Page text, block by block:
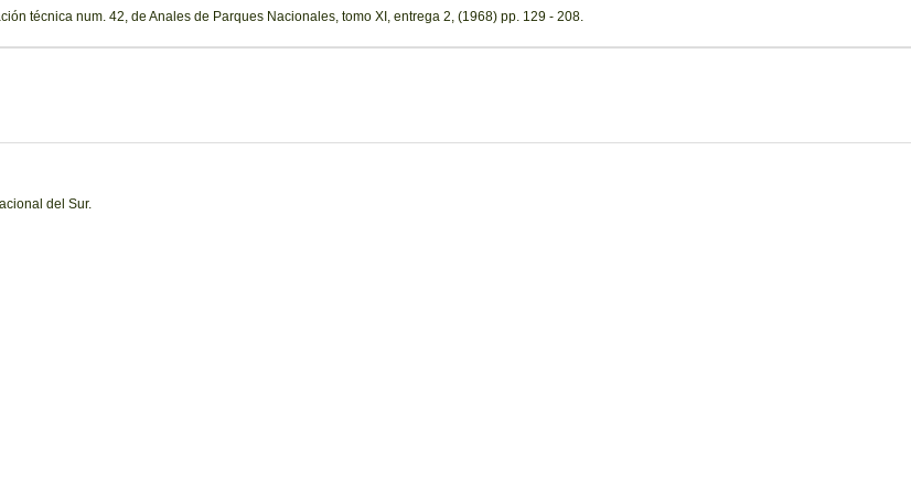
técnica num. 42, de Anales de Parques Nacionales, tomo XI, entrega 2, (1968) pp. 129 - 208.
del Sur.